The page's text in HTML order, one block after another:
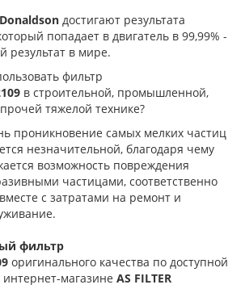
достигают результата
попадает в двигатель в 99,99% -
результат в мире.
фильтр
в строительной, промышленной,
тяжелой технике?
проникновение самых мелких частиц
незначительной, благодаря чему
возможность повреждения
частицами, соответственно
с затратами на ремонт и
фильтр
оригинального качества по доступной
магазине AS FILTER